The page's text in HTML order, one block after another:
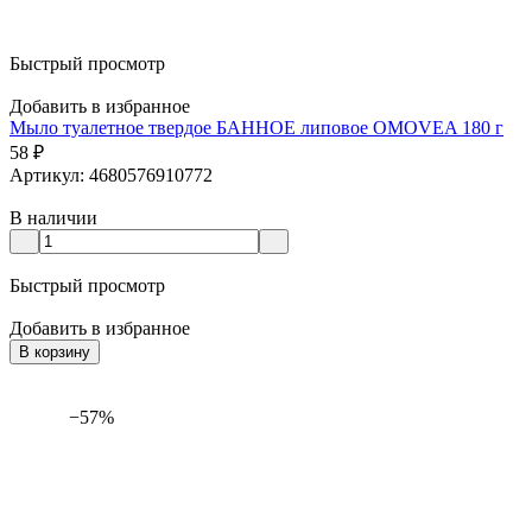
Быстрый просмотр
Добавить в избранное
Мыло туалетное твердое БАННОЕ липовое OMOVEA 180 г
58 ₽
Артикул: 4680576910772
В наличии
Быстрый просмотр
Добавить в избранное
В корзину
−57%